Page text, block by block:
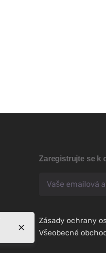
Zaregistrujte se k
Zásady ochrany
Všeobecné